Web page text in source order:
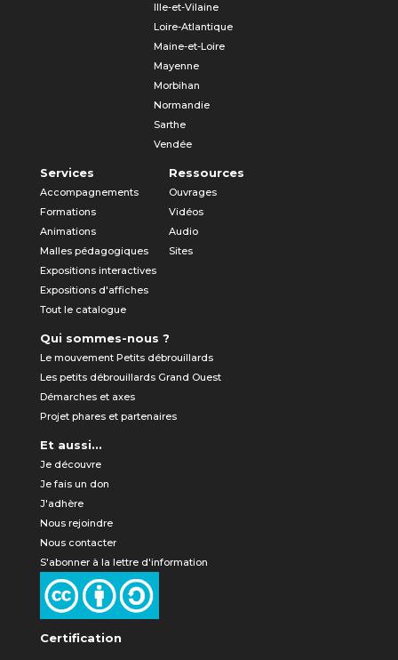
Ille-et-Vilaine
Loire-Atlantique
Maine-et-Loire
Mayenne
Morbihan
Normandie
Sarthe
Vendée
Services
Accompagnements
Formations
Animations
Malles pédagogiques
Expositions interactives
Expositions d'affiches
Tout le catalogue
Ressources
Ouvrages
Vidéos
Audio
Sites
Qui sommes-nous ?
Le mouvement Petits débrouillards
Les petits débrouillards Grand Ouest
Démarches et axes
Projet phares et partenaires
Et aussi...
Je découvre
Je fais un don
J'adhère
Nous rejoindre
Nous contacter
S'abonner à la lettre d'information
Certification